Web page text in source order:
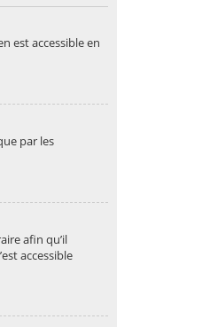
est accessible en
par les
afin qu’il
accessible